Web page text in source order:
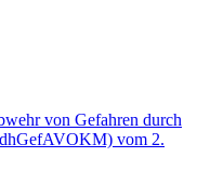
von Gefahren durch
vom 2.